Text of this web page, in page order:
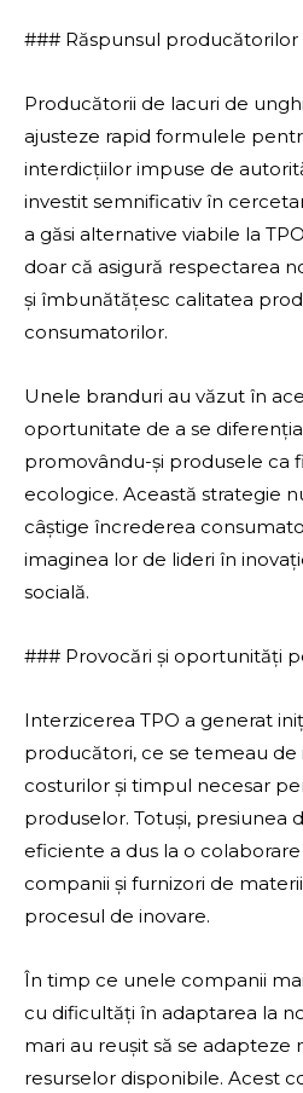
### Răspunsul
Producătorii de lacuri de
ajusteze rapid formulele
interdicțiilor impuse de
investit semnificativ în
a găsi alternative viabile la
doar că asigură respectarea
și îmbunătățesc calitatea
consumatorilor.
Unele branduri au văzut în
oportunitate de a se
promovându-și produsele ca
ecologice. Această strategie
câștige încrederea
imaginea lor de lideri în
socială.
### Provocări și oportunități
Interzicerea TPO a generat
producători, ce se temeau
costurilor și timpul necesar
produselor. Totuși, presiunea
eficiente a dus la o
companii și furnizori de
procesul de inovare.
În timp ce unele companii
cu dificultăți în adaptarea la
mari au reușit să se adapteze
resurselor disponibile. Acest